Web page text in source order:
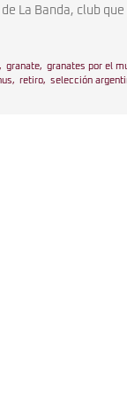
La Banda, club que
, granate, granates por el
, retiro, selección